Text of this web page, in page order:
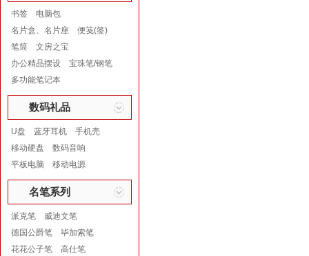
书签
电脑包
名片盒、名片座
便笺(签)
笔筒
文房之宝
办公精品摆设
宝珠笔/钢笔
多功能笔记本
数码礼品
U盘 蓝牙耳机
手机壳
移动硬盘
数码音响
平板电脑
移动电源
名笔系列
派克笔
威迪文笔
德国公爵笔
毕加索笔
花花公子笔
高仕笔